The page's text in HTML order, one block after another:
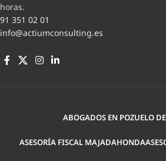
horas.
91 351 02 01
info@actiumconsulting.es
ABOGADOS EN POZUELO
ASESORÍA FISCAL MAJADAHONDA